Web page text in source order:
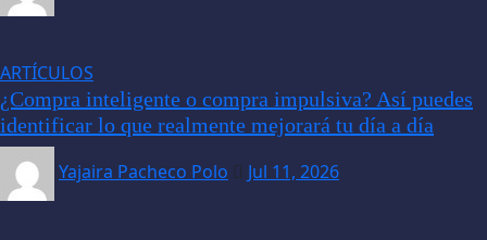
ARTÍCULOS
¿Compra inteligente o compra impulsiva? Así puedes
identificar lo que realmente mejorará tu día a día
Yajaira Pacheco Polo
Jul 11, 2026